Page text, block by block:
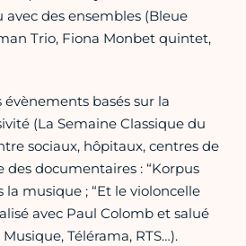
avec des ensembles (Bleue
Trio, Fiona Monbet quintet,
basés sur la
(La Semaine Classique du
sociaux, hôpitaux, centres de
documentaires : “Korpus
musique ; “Et le violoncelle
avec Paul Colomb et salué
Télérama, RTS…).